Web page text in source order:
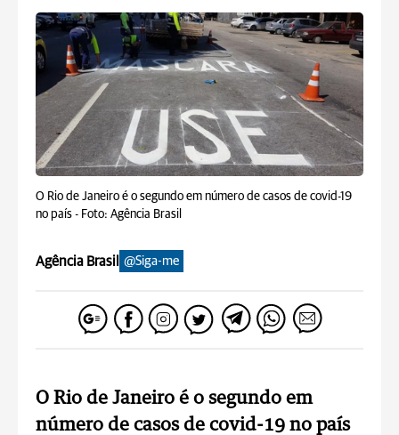
O Rio de Janeiro é o segundo em número de casos de covid-19
no país - Foto: Agência Brasil
Agência Brasil @Siga-me
O Rio de Janeiro é o segundo em
número de casos de covid-19 no país